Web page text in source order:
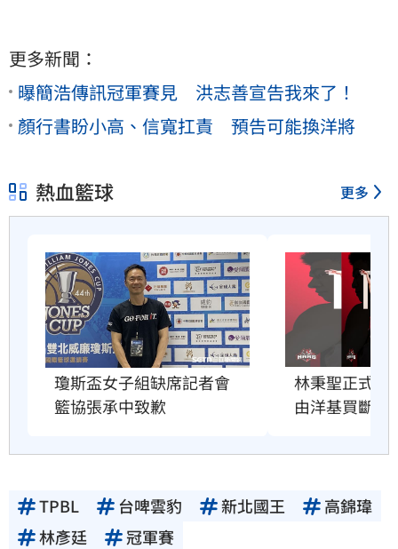
更多新聞：
曝簡浩傳訊冠軍賽見 洪志善宣告我來了！
顏行書盼小高、信寬扛責 預告可能換洋將
熱血籃球 更多
瓊斯盃女子組缺席記者會
籃協張承中致歉
林秉聖正式告
由洋基買斷合
TPBL 台啤雲豹 新北國王
高錦瑋
林彥廷
冠軍賽